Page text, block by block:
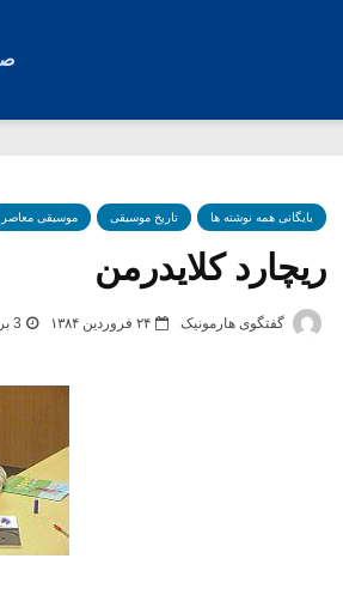
بایگانی همه نوشته ها تاریخ موسیقی موسیقی معاصر
ریچارد کلایدرمن
گفتگوی هارمونیک ۲۴ فروردین ۱۳۸۴ 3 برچسب -